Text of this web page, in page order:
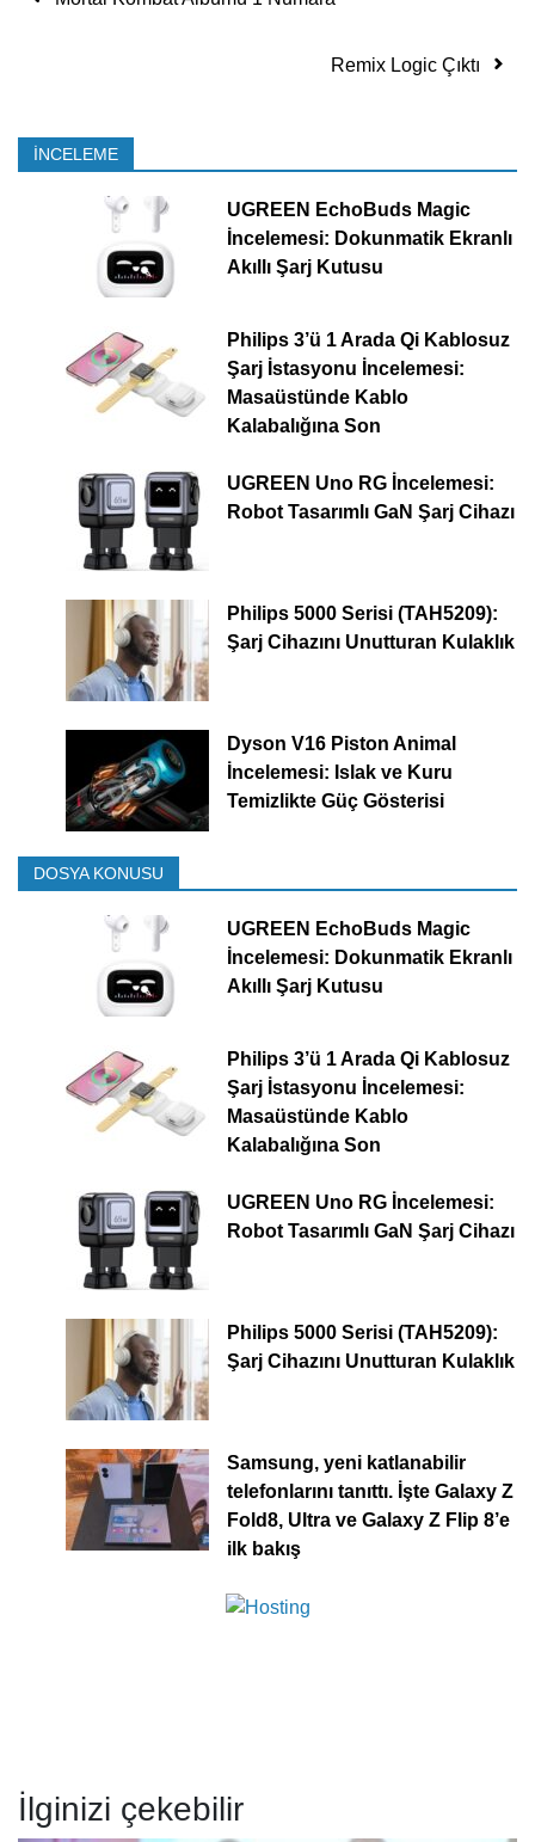
Remix Logic Çıktı
İNCELEME
UGREEN EchoBuds Magic
İncelemesi: Dokunmatik Ekranlı
Akıllı Şarj Kutusu
Philips 3’ü 1 Arada Qi Kablosuz
Şarj İstasyonu İncelemesi:
Masaüstünde Kablo
Kalabalığına Son
UGREEN Uno RG İncelemesi:
Robot Tasarımlı GaN Şarj Cihazı
Philips 5000 Serisi (TAH5209):
Şarj Cihazını Unutturan Kulaklık
Dyson V16 Piston Animal
İncelemesi: Islak ve Kuru
Temizlikte Güç Gösterisi
DOSYA KONUSU
UGREEN EchoBuds Magic
İncelemesi: Dokunmatik Ekranlı
Akıllı Şarj Kutusu
Philips 3’ü 1 Arada Qi Kablosuz
Şarj İstasyonu İncelemesi:
Masaüstünde Kablo
Kalabalığına Son
UGREEN Uno RG İncelemesi:
Robot Tasarımlı GaN Şarj Cihazı
Philips 5000 Serisi (TAH5209):
Şarj Cihazını Unutturan Kulaklık
Samsung, yeni katlanabilir
telefonlarını tanıttı. İşte Galaxy Z
Fold8, Ultra ve Galaxy Z Flip 8’e
ilk bakış
İlginizi çekebilir